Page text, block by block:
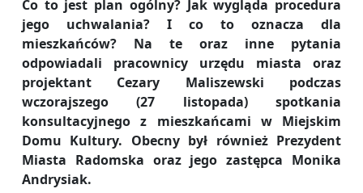
Co to jest plan ogólny? Jak wygląda procedura
jego uchwalania? I co to oznacza dla
mieszkańców? Na te oraz inne pytania
odpowiadali pracownicy urzędu miasta oraz
projektant Cezary Maliszewski podczas
wczorajszego (27 listopada) spotkania
konsultacyjnego z mieszkańcami w Miejskim
Domu Kultury. Obecny był również Prezydent
Miasta Radomska oraz jego zastępca Monika
Andrysiak.